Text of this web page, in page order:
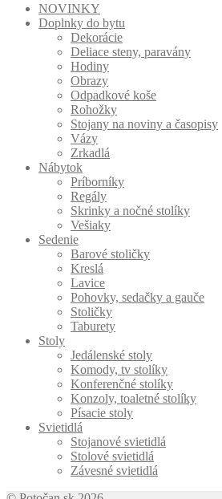
NOVINKY
Doplnky do bytu
Dekorácie
Deliace steny, paravány
Hodiny
Obrazy
Odpadkové koše
Rohožky
Stojany na noviny a časopisy
Vázy
Zrkadlá
Nábytok
Príborníky
Regály
Skrinky a nočné stolíky
Vešiaky
Sedenie
Barové stoličky
Kreslá
Lavice
Pohovky, sedačky a gauče
Stoličky
Taburety
Stoly
Jedálenské stoly
Komody, tv stolíky
Konferenčné stolíky
Konzoly, toaletné stolíky
Písacie stoly
Svietidlá
Stojanové svietidlá
Stolové svietidlá
Závesné svietidlá